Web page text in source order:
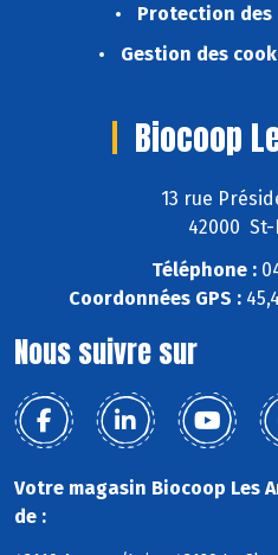
Protection des
Gestion des
Biocoop
13 rue
42000
Téléphone :
Coordonnées GPS :
Nous suivre sur
Votre magasin Biocoop Les
de :